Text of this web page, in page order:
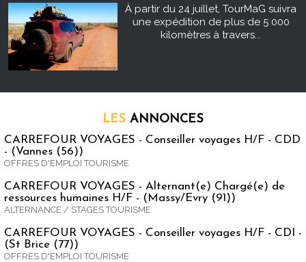
À partir du 24 juillet, TourMaG suivra
une expédition de plus de 5 000
kilomètres à travers...
LES ANNONCES
CARREFOUR VOYAGES - Conseiller voyages H/F - CDD
- (Vannes (56))
OFFRES D'EMPLOI TOURISME
CARREFOUR VOYAGES - Alternant(e) Chargé(e) de
ressources humaines H/F - (Massy/Evry (91))
ALTERNANCE / STAGES TOURISME
CARREFOUR VOYAGES - Conseiller voyages H/F - CDI -
(St Brice (77))
OFFRES D'EMPLOI TOURISME